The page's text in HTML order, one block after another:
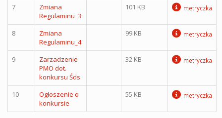
7
Zmiana
Regulaminu_3
101 KB metryczka
8
Zmiana
Regulaminu_4
99 KB metryczka
9
Zarzadzenie
PMO dot.
konkursu Śds
32 KB metryczka
10
Ogłoszenie o
konkursie
55 KB metryczka